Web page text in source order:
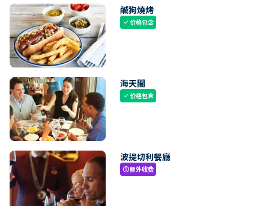
鹹狗燒烤
check价格包含
海天閣
check价格包含
波提切利餐廳
paid额外收费